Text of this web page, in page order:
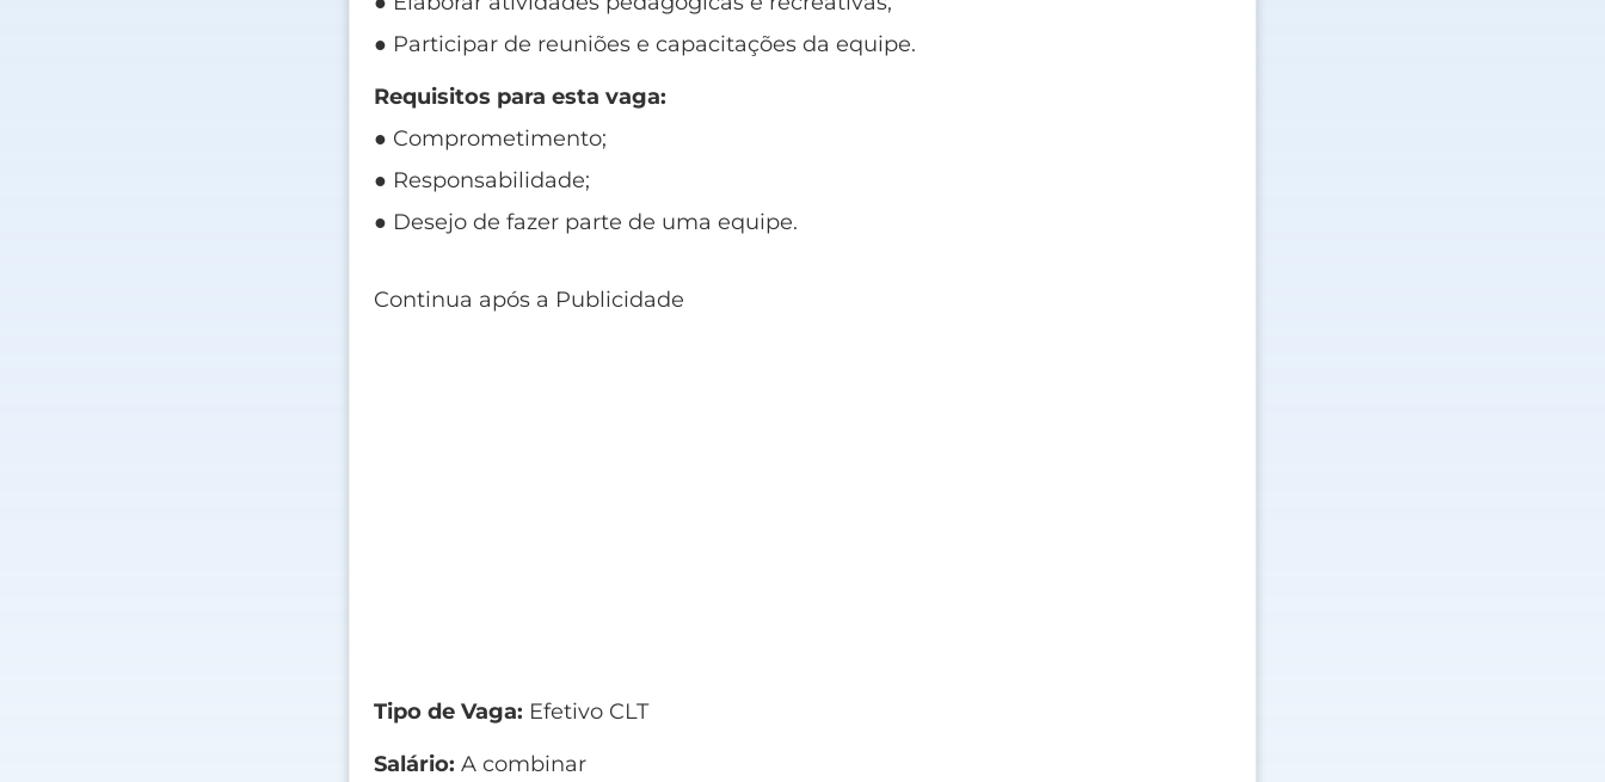
● Participar de reuniões e capacitações da equipe.
Requisitos para esta vaga:
● Comprometimento;
● Responsabilidade;
● Desejo de fazer parte de uma equipe.
Continua após a Publicidade
Tipo de Vaga: Efetivo CLT
Salário: A combinar